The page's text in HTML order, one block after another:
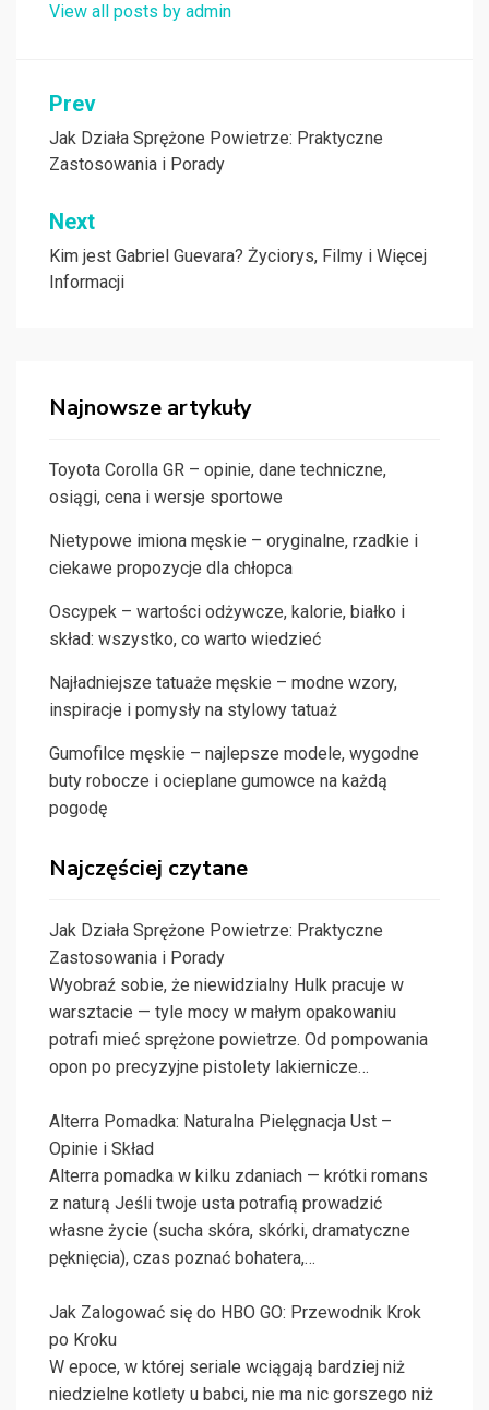
View all posts by admin
Nawigacja
wpisu
Prev
Jak Działa Sprężone Powietrze: Praktyczne
Zastosowania i Porady
Next
Kim jest Gabriel Guevara? Życiorys, Filmy i Więcej
Informacji
Najnowsze artykuły
Toyota Corolla GR – opinie, dane techniczne,
osiągi, cena i wersje sportowe
Nietypowe imiona męskie – oryginalne, rzadkie i
ciekawe propozycje dla chłopca
Oscypek – wartości odżywcze, kalorie, białko i
skład: wszystko, co warto wiedzieć
Najładniejsze tatuaże męskie – modne wzory,
inspiracje i pomysły na stylowy tatuaż
Gumofilce męskie – najlepsze modele, wygodne
buty robocze i ocieplane gumowce na każdą
pogodę
Najczęściej czytane
Jak Działa Sprężone Powietrze: Praktyczne
Zastosowania i Porady
Wyobraź sobie, że niewidzialny Hulk pracuje w
warsztacie — tyle mocy w małym opakowaniu
potrafi mieć sprężone powietrze. Od pompowania
opon po precyzyjne pistolety lakiernicze…
Alterra Pomadka: Naturalna Pielęgnacja Ust –
Opinie i Skład
Alterra pomadka w kilku zdaniach — krótki romans
z naturą Jeśli twoje usta potrafią prowadzić
własne życie (sucha skóra, skórki, dramatyczne
pęknięcia), czas poznać bohatera,…
Jak Zalogować się do HBO GO: Przewodnik Krok
po Kroku
W epoce, w której seriale wciągają bardziej niż
niedzielne kotlety u babci, nie ma nic gorszego niż